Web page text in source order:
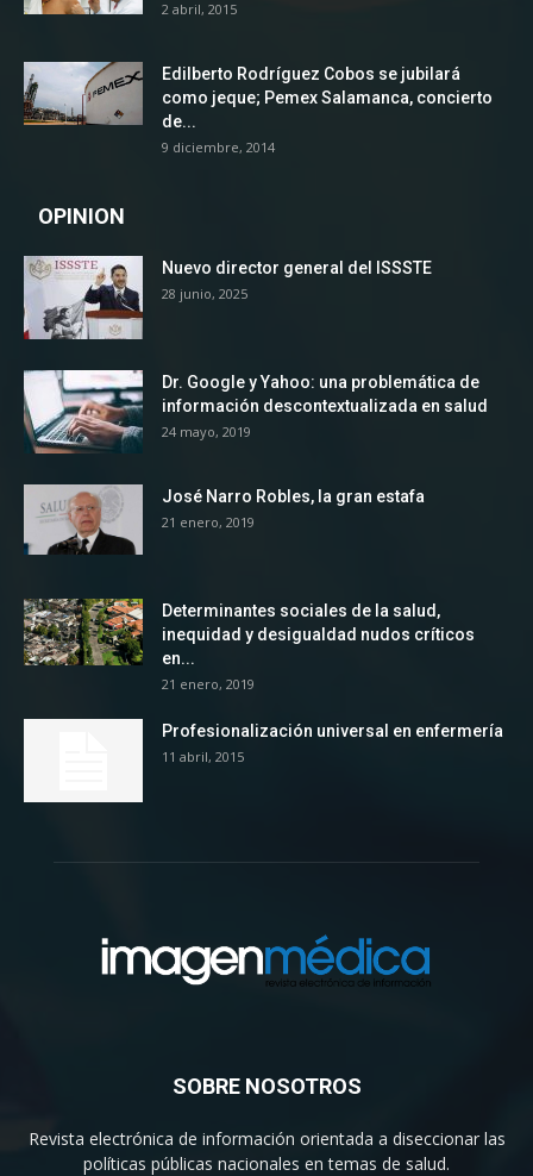
2 abril, 2015
Edilberto Rodríguez Cobos se jubilará
como jeque; Pemex Salamanca, concierto
de...
9 diciembre, 2014
OPINION
Nuevo director general del ISSSTE
28 junio, 2025
Dr. Google y Yahoo: una problemática de
información descontextualizada en salud
24 mayo, 2019
José Narro Robles, la gran estafa
21 enero, 2019
Determinantes sociales de la salud,
inequidad y desigualdad nudos críticos
en...
21 enero, 2019
Profesionalización universal en enfermería
11 abril, 2015
SOBRE NOSOTROS
Revista electrónica de información orientada a diseccionar las
políticas públicas nacionales en temas de salud.